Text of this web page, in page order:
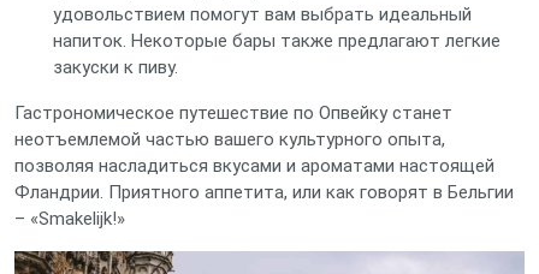
удовольствием помогут вам выбрать идеальный
напиток. Некоторые бары также предлагают легкие
закуски к пиву.
Гастрономическое путешествие по Опвейку станет
неотъемлемой частью вашего культурного опыта,
позволяя насладиться вкусами и ароматами настоящей
Фландрии. Приятного аппетита, или как говорят в Бельгии
– «Smakelijk!»